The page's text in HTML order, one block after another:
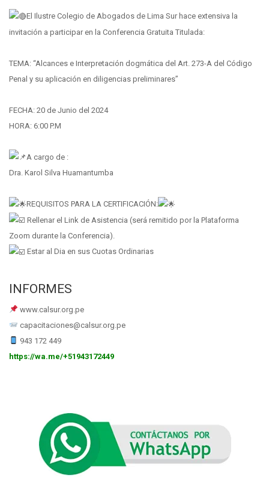
El Ilustre Colegio de Abogados de Lima Sur hace extensiva la
invitación a participar en la Conferencia Gratuita Titulada:
TEMA: “Alcances e Interpretación dogmática del Art. 273-A del Código
Penal y su aplicación en diligencias preliminares”
FECHA: 20 de Junio del 2024
HORA: 6:00 P.M
A cargo de :
Dra. Karol Silva Huamantumba
REQUISITOS PARA LA CERTIFICACIÓN:
Rellenar el Link de Asistencia (será remitido por la Plataforma
Zoom durante la Conferencia).
Estar al Dia en sus Cuotas Ordinarias
INFORMES
www.calsur.org.pe
capacitaciones@calsur.org.pe
943 172 449
https://wa.me/+51943172449